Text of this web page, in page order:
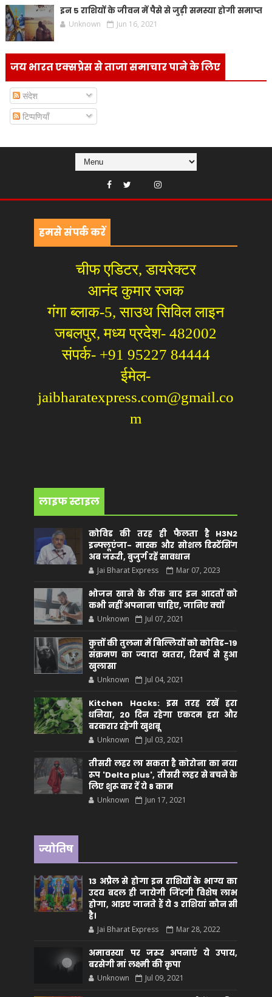
इन 5 राशियों के जीवन में पैसे से जुड़ी समस्या होगी समाप्त
Unknown Jun 16, 2021
जय भारत एक्सप्रेस से ताजा समाचार पाने के लिए
संदेश
टिप्पणियाँ
हमसे संपर्क करें
चीफ एडिटर, डायरेक्टर
आनंद कुमार रजक
गंगा ब्लाक-5, साउथ सिविल लाइन
जबलपुर, मध्य प्रदेश- 482002
संपर्क- +91 95227 84444
ईमेल-
jaibharatexpress.com@gmail.co
m
लाइफ स्टाइल
कोविड की तरह ही फैलता है H3N2
इन्फ्लूएंजा- मास्क और सोशल डिस्टेंसिंग
अब जरूरी, बुजुर्ग रहें सावधान
Jai Bharat Express Mar 07, 2023
भोजन खाने के ठीक बाद इन आदतों को
कभी नहीं अपनाना चाहिए, जानिए क्यों
Unknown Jul 07, 2021
कुत्तों की तुलना में बिल्लियों को कोविड-19
संक्रमण का ज्यादा खतरा, रिसर्च से हुआ
खुलासा
Unknown Jul 04, 2021
Kitchen Hacks: इस तरह रखें हरा
धनिया, 20 दिन रहेगा एकदम हरा और
बरकरार रहेगी खुशबू
Unknown Jul 03, 2021
तीसरी लहर ला सकता है कोरोना का नया
रूप 'Delta plus', तीसरी लहर से बचने के
लिए शुरू कर दें ये 8 काम
Unknown Jun 17, 2021
ज्योतिष
13 अप्रैल से होगा इन राशियों के भाग्य का
उदय बदल ही जायेगी जिंदगी विशेष लाभ
होगा, आइए जानते हैं ये 3 राशियां कौन सीं
है।
Jai Bharat Express Mar 28, 2022
अमावस्या पर जरूर अपनाएं ये उपाय,
बरसेगी मां लक्ष्मी की कृपा
Unknown Jul 09, 2021